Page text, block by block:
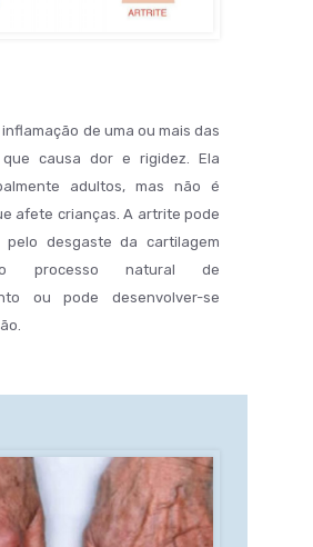
de uma ou mais das
que causa dor e rigidez. Ela
adultos, mas não é
afete crianças. A artrite pode
pelo desgaste da cartilagem
processo natural de
ou pode desenvolver-se